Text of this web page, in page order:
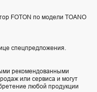
FOTON по модели TOANO
спецпредложения.
рекомендованными
или сервиса и могут
любой продукции